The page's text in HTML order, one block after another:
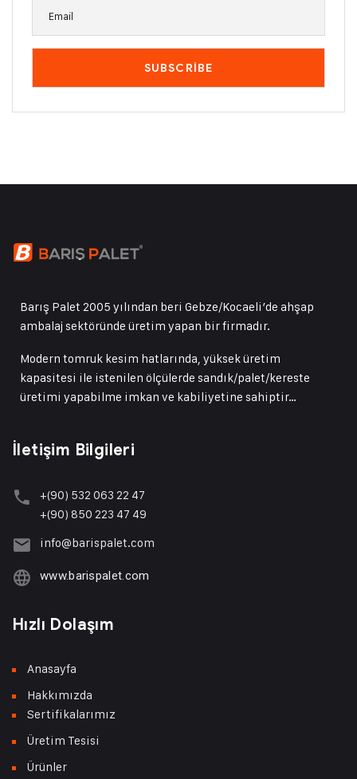
Barış Palet 2005 yılından beri Gebze/Kocaeli’de ahşap
ambalaj sektöründe üretim yapan bir firmadır.
Modern tomruk kesim hatlarında, yüksek üretim
kapasitesi ile istenilen ölçülerde sandık/palet/kereste
üretimi yapabilme imkan ve kabiliyetine sahiptir…
İletişim Bilgileri
+(90) 532 063 22 47
+(90) 850 223 47 49
info@barispalet.com
www.barispalet.com
Hızlı Dolaşım
Anasayfa
Hakkımızda
Sertifikalarımız
Üretim Tesisi
Ürünler